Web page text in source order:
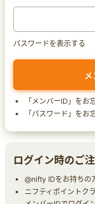
パスワードを表示する
「メンバーID」をお
「パスワード」をお
ログイン時のご
@nifty IDをお持ちの
ニフティポイントク